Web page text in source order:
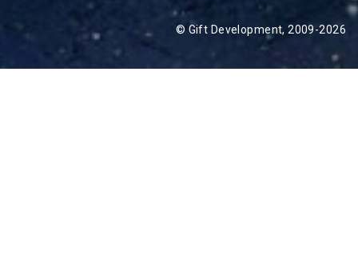
© Gift Development, 2009-2026